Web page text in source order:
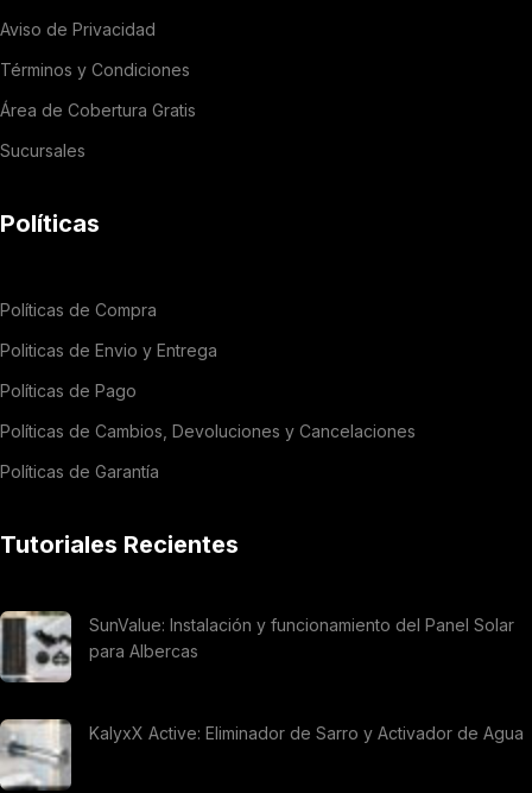
Aviso de Privacidad
Términos y Condiciones
Área de Cobertura Gratis
Sucursales
Políticas
Políticas de Compra
Politicas de Envio y Entrega
Políticas de Pago
Políticas de Cambios, Devoluciones y Cancelaciones
Políticas de Garantía
Tutoriales Recientes
SunValue: Instalación y funcionamiento del Panel Solar
para Albercas
KalyxX Active: Eliminador de Sarro y Activador de Agua